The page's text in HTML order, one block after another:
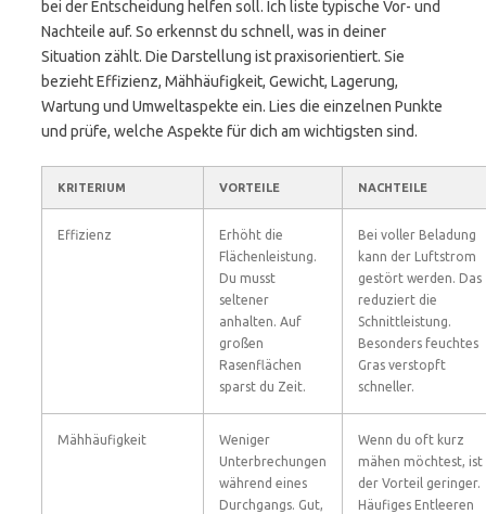
bei der Entscheidung helfen soll. Ich liste typische Vor- und
Nachteile auf. So erkennst du schnell, was in deiner
Situation zählt. Die Darstellung ist praxisorientiert. Sie
bezieht Effizienz, Mähhäufigkeit, Gewicht, Lagerung,
Wartung und Umweltaspekte ein. Lies die einzelnen Punkte
und prüfe, welche Aspekte für dich am wichtigsten sind.
KRITERIUM VORTEILE NACHTEILE
Effizienz
Erhöht die
Flächenleistung.
Du musst
seltener
anhalten. Auf
großen
Rasenflächen
sparst du Zeit.
Bei voller Beladung
kann der Luftstrom
gestört werden. Das
reduziert die
Schnittleistung.
Besonders feuchtes
Gras verstopft
schneller.
Mähhäufigkeit
Weniger
Unterbrechungen
während eines
Durchgangs. Gut,
Wenn du oft kurz
mähen möchtest, ist
der Vorteil geringer.
Häufiges Entleeren